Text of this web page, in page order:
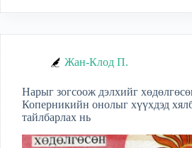
Жан-Клод П.
Нарыг зогсоож дэлхийг
Коперникийн онолыг хүүхдэд
тайлбарлах нь